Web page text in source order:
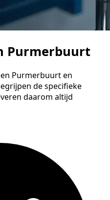
Purmerbuurt
Purmerbuurt en
de specifieke
daarom altijd